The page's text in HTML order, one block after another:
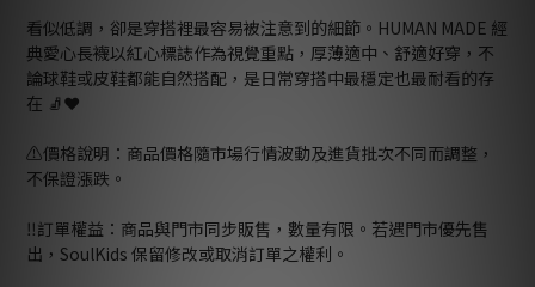
看似低調，卻是穿搭裡最容易被注意到的細節。HUMAN MADE 經
典愛心長襪以紅心標誌作為視覺重點，厚薄適中、舒適好穿，不
論球鞋或皮鞋都能自然搭配，是日常穿搭中最穩定也最耐看的存
在 🧦❤️
⚠️價格說明：商品價格隨市場行情波動及進貨批次不同而調整，
不保證漲跌。
‼️訂單權益：商品與門市同步販售，數量有限。若遇門市優先售
出，SoulKids 保留修改或取消訂單之權利。